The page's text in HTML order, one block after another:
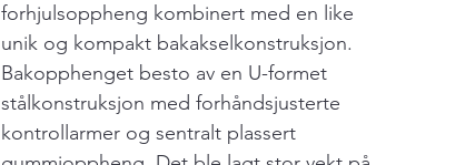
forhjulsoppheng kombinert med en like
unik og kompakt bakakselkonstruksjon.
Bakopphenget besto av en U-formet
stålkonstruksjon med forhåndsjusterte
kontrollarmer og sentralt plassert